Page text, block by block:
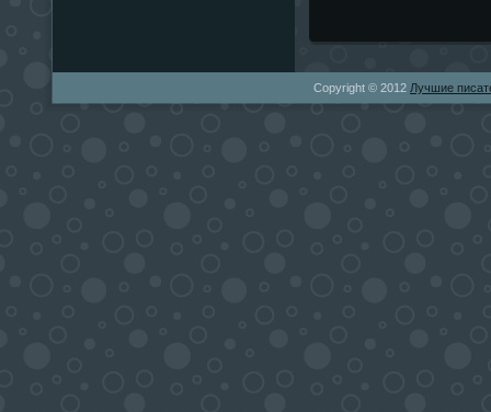
Copyright © 2012 Лучшие